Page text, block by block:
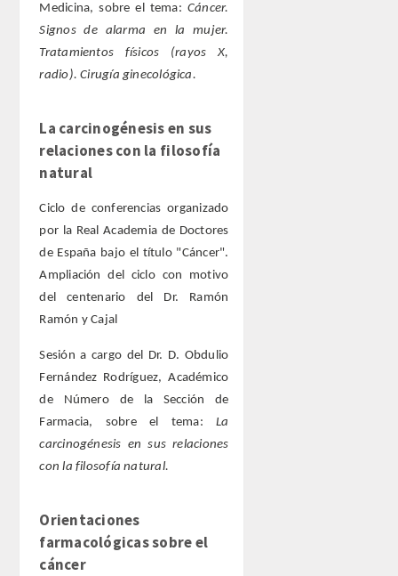
CONTACTO
Medicina, sobre el tema: Cáncer.
Signos de alarma en la mujer.
Tratamientos físicos (rayos X,
radio). Cirugía ginecológica.
La carcinogénesis en sus
relaciones con la filosofía
natural
Ciclo de conferencias organizado
por la Real Academia de Doctores
de España bajo el título "Cáncer".
Ampliación del ciclo con motivo
del centenario del Dr. Ramón
Ramón y Cajal
Sesión a cargo del Dr. D. Obdulio
Fernández Rodríguez, Académico
de Número de la Sección de
Farmacia, sobre el tema: La
carcinogénesis en sus relaciones
con la filosofía natural.
Orientaciones
farmacológicas sobre el
cáncer